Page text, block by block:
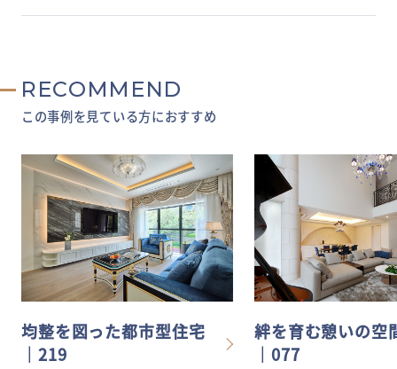
RECOMMEND
この事例を見ている方におすすめ
均整を図った都市型住宅
│219
絆を育む憩いの空
│077